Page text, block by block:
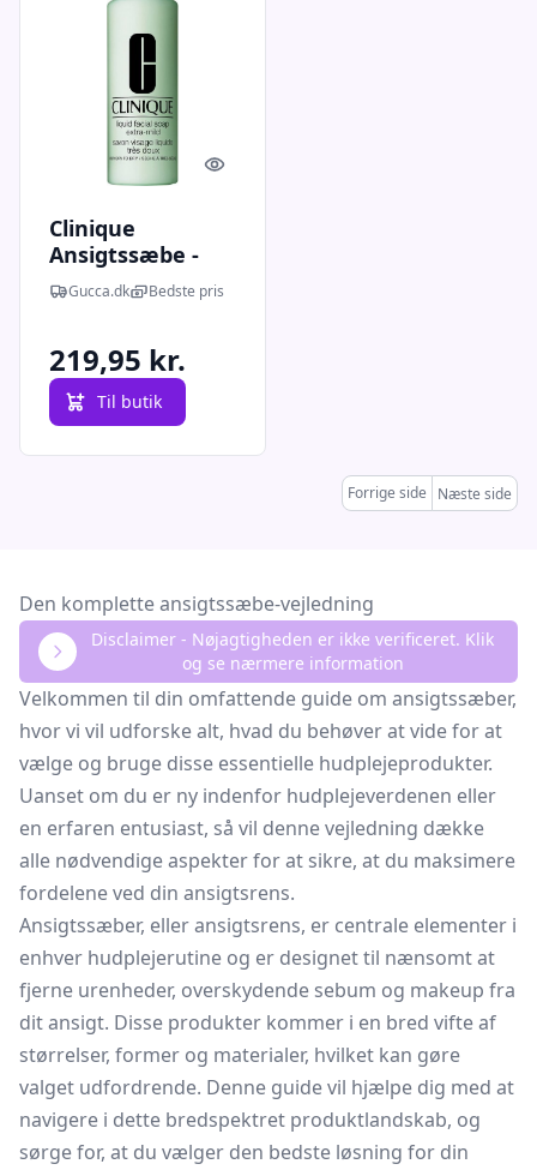
Quick look
Clinique
Ansigtssæbe -
Ekstra Mild - 200
Ml
Gucca.dk Bedste pris
219,95 kr.
Til butik
Forrige side Næste side
Den komplette ansigtssæbe-vejledning
Disclaimer - Nøjagtigheden er ikke verificeret. Klik
og se nærmere information
Velkommen til din omfattende guide om ansigtssæber,
hvor vi vil udforske alt, hvad du behøver at vide for at
vælge og bruge disse essentielle hudplejeprodukter.
Uanset om du er ny indenfor hudplejeverdenen eller
en erfaren entusiast, så vil denne vejledning dække
alle nødvendige aspekter for at sikre, at du maksimere
fordelene ved din ansigtsrens.
Ansigtssæber, elleransigtsrens, er centrale elementer i
enhver hudplejerutine og er designet til nænsomt at
fjerne urenheder, overskydende sebum og makeup fra
dit ansigt. Disse produkter kommer i en bred vifte af
størrelser, former og materialer, hvilket kan gøre
valget udfordrende. Denne guide vil hjælpe dig med at
navigere i dette bredspektret produktlandskab, og
sørge for, at du vælger den bedste løsning for din